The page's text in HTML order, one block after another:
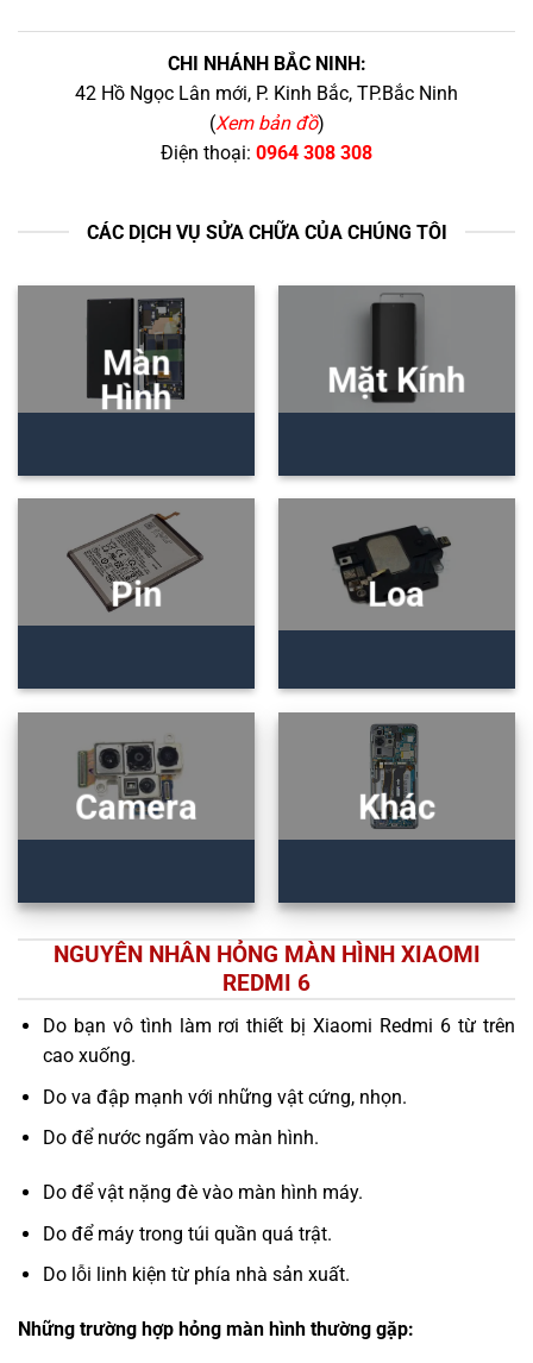
CHI NHÁNH BẮC NINH:
42 Hồ Ngọc Lân mới, P. Kinh Bắc, TP.Bắc Ninh
(Xem bản đồ)
Điện thoại: 0964 308 308
CÁC DỊCH VỤ SỬA CHỮA CỦA CHÚNG TÔI
Màn
Hình
Mặt Kính
Pin Loa
Camera Khác
NGUYÊN NHÂN HỎNG MÀN HÌNH XIAOMI
REDMI 6
Do bạn vô tình làm rơi thiết bị Xiaomi Redmi 6 từ trên
cao xuống.
Do va đập mạnh với những vật cứng, nhọn.
Do để nước ngấm vào màn hình.
Do để vật nặng đè vào màn hình máy.
Do để máy trong túi quần quá trật.
Do lỗi linh kiện từ phía nhà sản xuất.
Những trường hợp hỏng màn hình thường gặp: